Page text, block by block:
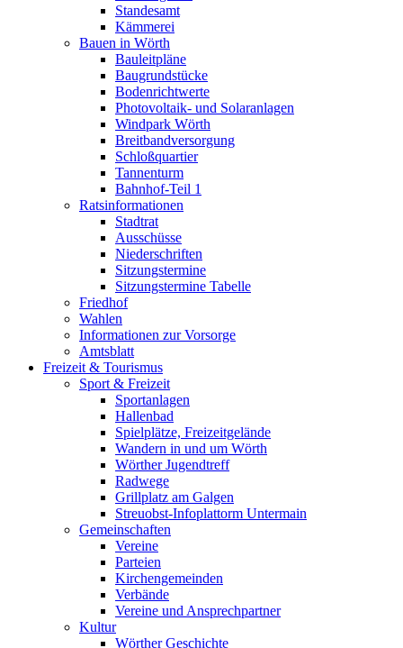
Standesamt
Kämmerei
Bauen in Wörth
Bauleitpläne
Baugrundstücke
Bodenrichtwerte
Photovoltaik- und Solaranlagen
Windpark Wörth
Breitbandversorgung
Schloßquartier
Tannenturm
Bahnhof-Teil 1
Ratsinformationen
Stadtrat
Ausschüsse
Niederschriften
Sitzungstermine
Sitzungstermine Tabelle
Friedhof
Wahlen
Informationen zur Vorsorge
Amtsblatt
Freizeit & Tourismus
Sport & Freizeit
Sportanlagen
Hallenbad
Spielplätze, Freizeitgelände
Wandern in und um Wörth
Wörther Jugendtreff
Radwege
Grillplatz am Galgen
Streuobst-Infoplattorm Untermain
Gemeinschaften
Vereine
Parteien
Kirchengemeinden
Verbände
Vereine und Ansprechpartner
Kultur
Wörther Geschichte